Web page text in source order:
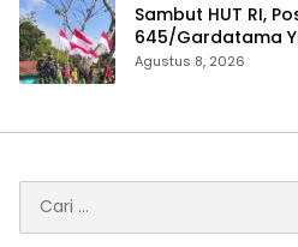
Sambut HUT RI,
645/Gardatama
Kibarkan Merah
Agustus 8, 2026
untuk: